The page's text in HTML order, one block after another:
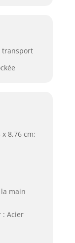
transport
8,76 cm;
main
: Acier